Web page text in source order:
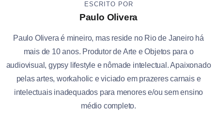
ESCRITO POR
Paulo Olivera
Paulo Olivera é mineiro, mas reside no Rio de Janeiro há
mais de 10 anos. Produtor de Arte e Objetos para o
audiovisual, gypsy lifestyle e nômade intelectual. Apaixonado
pelas artes, workaholic e viciado em prazeres carnais e
intelectuais inadequados para menores e/ou sem ensino
médio completo.